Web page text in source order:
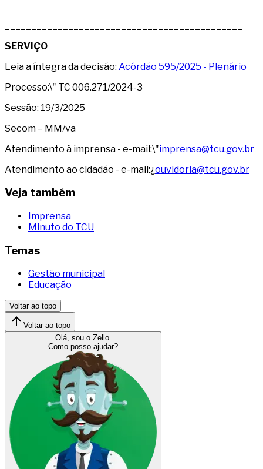
SERVIÇO
Leia a íntegra da decisão: Acórdão 595/2025 - Plenário
Processo:\" TC 006.271/2024-3
Sessão: 19/3/2025
Secom – MM/va
Atendimento à imprensa - e-mail:\"imprensa@tcu.gov.br
Atendimento ao cidadão - e-mail:¿ouvidoria@tcu.gov.br
Veja também
Imprensa
Minuto do TCU
Temas
Gestão municipal
Educação
Voltar ao topo
Voltar ao topo
Olá, sou o Zello.
Como posso ajudar?